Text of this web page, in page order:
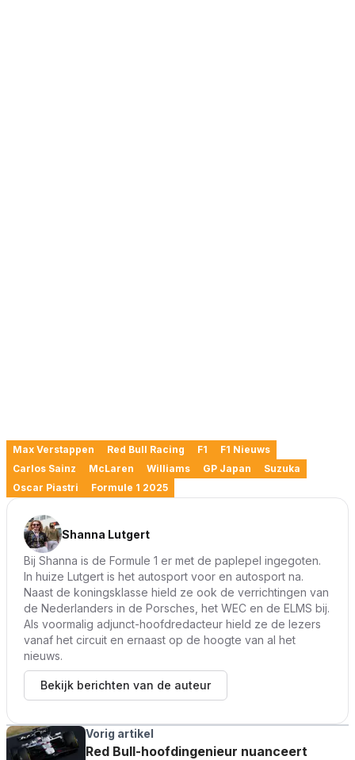
Max Verstappen Red Bull Racing F1
F1 Nieuws
Carlos Sainz
McLaren Williams GP Japan
Suzuka
Oscar Piastri
Formule 1 2025
Shanna Lutgert
Bij Shanna is de Formule 1 er met de paplepel ingegoten.
In huize Lutgert is het autosport voor en autosport na.
Naast de koningsklasse hield ze ook de verrichtingen van
de Nederlanders in de Porsches, het WEC en de ELMS bij.
Als voormalig adjunct-hoofdredacteur hield ze de lezers
vanaf het circuit en ernaast op de hoogte van al het
nieuws.
Bekijk berichten van de auteur
Vorig artikel
Red Bull-hoofdingenieur nuanceert